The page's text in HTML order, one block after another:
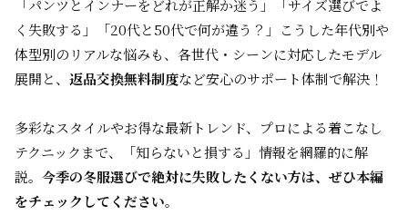
「パンツとインナーをどれが正解か迷う」「サイズ選びでよ
く失敗する」「20代と50代で何が違う？」――こうした年代別や
体型別のリアルな悩みも、 各世代・シーンに対応したモデル
展開と、 返品交換無料制度など安心のサポート体制で解決！
多彩なスタイルやお得な最新トレンド、プロによる着こなし
テクニックまで、「知らないと損する」情報を網羅的に解
説。 今季の冬服選びで絶対に失敗したくない方は、ぜひ本編
をチェックしてください。